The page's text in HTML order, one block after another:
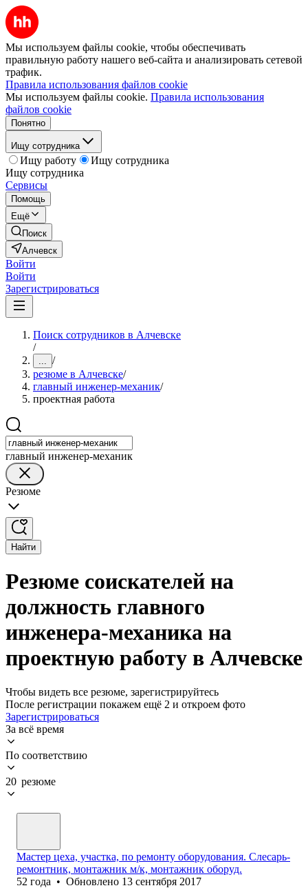
Мы используем файлы cookie, чтобы обеспечивать
правильную работу нашего веб-сайта и анализировать сетевой
трафик.
Правила использования файлов cookie
Мы используем файлы cookie. Правила использования
файлов cookie
Понятно
Ищу сотрудника
Ищу работу
Ищу сотрудника
Ищу сотрудника
Сервисы
Помощь
Ещё
Поиск
Алчевск
Войти
Войти
Зарегистрироваться
Поиск сотрудников в Алчевске
/
... /
резюме в Алчевске/
главный инженер-механик/
проектная работа
главный инженер-механик
Резюме
Найти
Резюме соискателей на
должность главного
инженера-механика на
проектную работу в Алчевске
Чтобы видеть все резюме, зарегистрируйтесь
После регистрации покажем ещё 2 и откроем фото
Зарегистрироваться
За всё время
По соответствию
20 резюме
Мастер цеха, участка, по ремонту оборудования. Слесарь-
ремонтник, монтажник м/к, монтажник оборуд.
52 года • Обновлено 13 сентября 2017